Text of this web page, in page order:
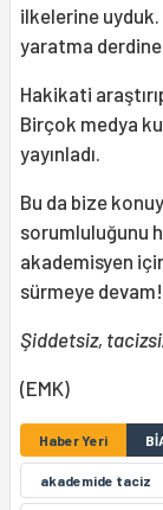
ilkelerine uyduk.
yaratma
Hakikati
Birçok medya
yayınladı.
Bu da bize
sorumluluğunu
akademisyen
sürmeye devam!
Şiddetsiz,
(EMK)
Haber Yeri
akademide taciz